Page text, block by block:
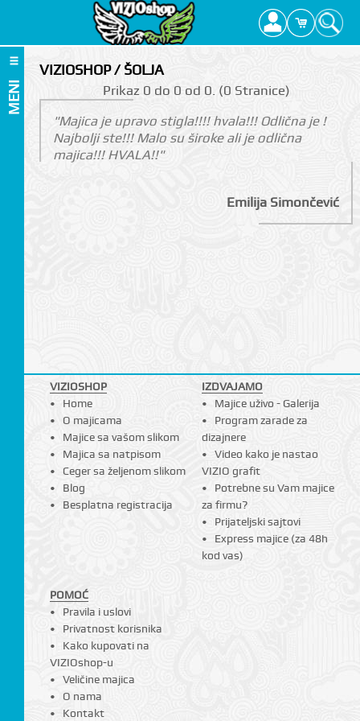
MENI
VIZIOSHOP / ŠOLJA
Prikаz 0 do 0 оd 0. (0 Strаnicе)
"Majica je upravo stigla!!!! hvala!!! Odlična je !
Najbolji ste!!! Malo su široke ali je odlična
majica!!! HVALA!!"
Emilija Simončević
VIZIOSHOP
Home
O majicama
Majice sa vašom slikom
Majica sa natpisom
Ceger sa željenom slikom
Blog
Besplatna registracija
IZDVAJAMO
Majice uživo - Galerija
Program zarade za
dizajnere
Video kako je nastao
VIZIO grafit
Potrebne su Vam majice
za firmu?
Prijateljski sajtovi
Express majice (za 48h
kod vas)
POMOĆ
Pravila i uslovi
Privatnost korisnika
Kako kupovati na
VIZIOshop-u
Veličine majica
O nama
Kontakt